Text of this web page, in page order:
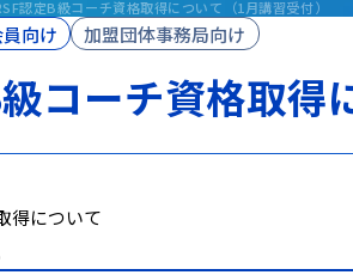
認定B級コーチ資格取得について（1月講習受付）
向け 加盟団体事務局向け
コーチ資格取得
得について